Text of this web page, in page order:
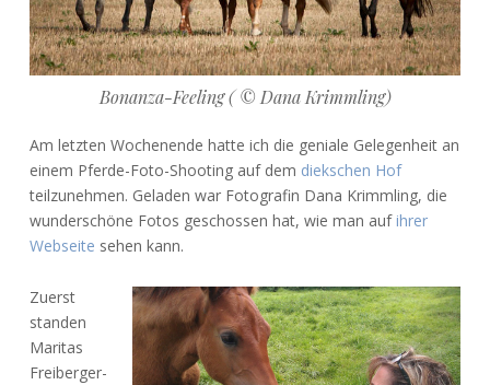
Bonanza-Feeling ( © Dana Krimmling)
Am letzten Wochenende hatte ich die geniale Gelegenheit an
einem Pferde-Foto-Shooting auf dem diekschen Hof
teilzunehmen. Geladen war Fotografin Dana Krimmling, die
wunderschöne Fotos geschossen hat, wie man aufihrer
Webseite sehen kann.
Zuerst
standen
Maritas
Freiberger-